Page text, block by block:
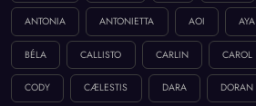
ANTONIA ANTONIETTA AOI AYA
BÉLA CALLISTO CARLIN CAROL
CODY CÆLESTIS DARA DORAN